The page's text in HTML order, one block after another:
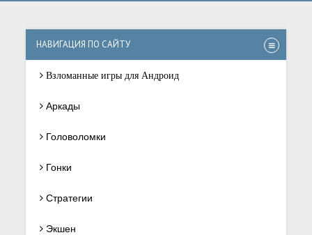
НАВИГАЦИЯ ПО САЙТУ
Взломанные игры для Андроид
Аркады
Головоломки
Гонки
Стратегии
Экшен